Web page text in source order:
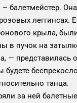
– балетмейстер.
леггинсах.
крыла,
в пучок на
— представилась
будете
танца.
за ней